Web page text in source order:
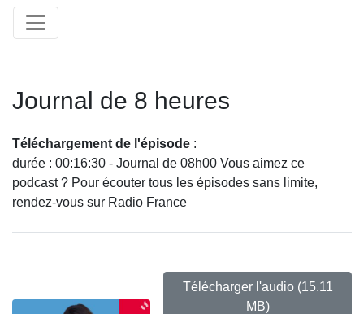
Journal de 8 heures
Téléchargement de l'épisode :
durée : 00:16:30 - Journal de 08h00 Vous aimez ce
podcast ? Pour écouter tous les épisodes sans limite,
rendez-vous sur Radio France
Télécharger l'audio (15.11
MB)